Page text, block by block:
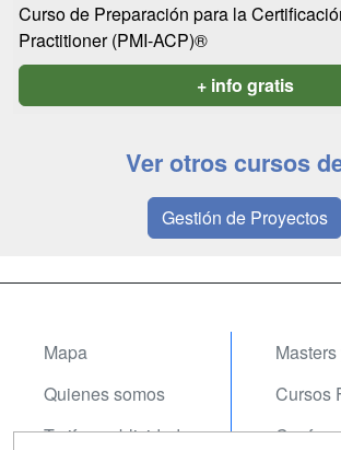
Curso de Preparación para la
Practitioner (PMI-ACP)®
+ info gratis
Ver otros cursos
Gestión de Proyectos
Mapa
Quienes somos
Tarifas publicidad
Cursos